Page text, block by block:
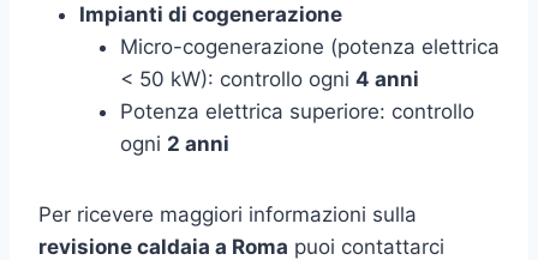
Impianti di cogenerazione
Micro-cogenerazione (potenza elettrica
< 50 kW): controllo ogni 4 anni
Potenza elettrica superiore: controllo
ogni 2 anni
Per ricevere maggiori informazioni sulla
revisione caldaia a Roma puoi contattarci